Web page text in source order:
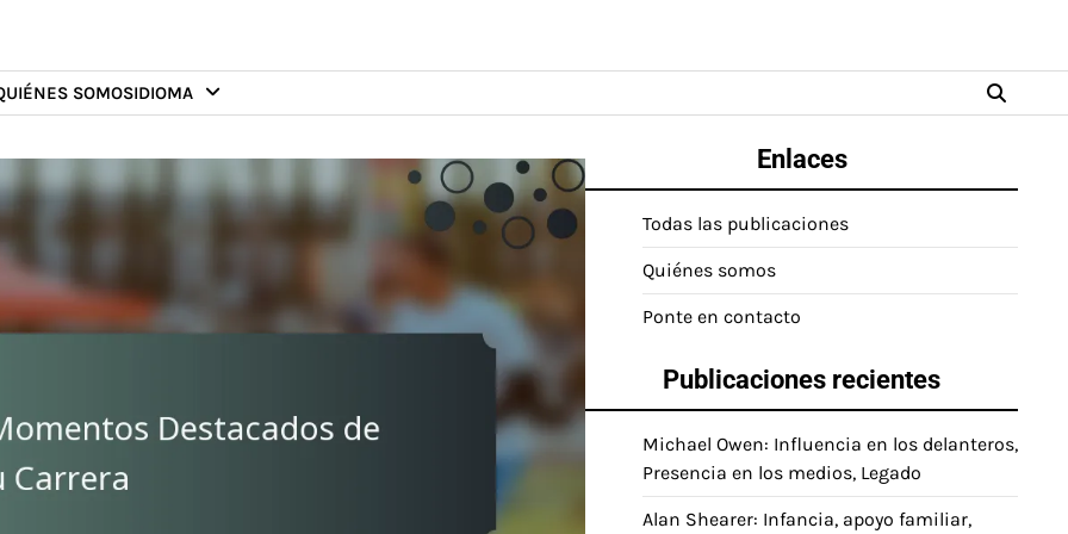
SOMOSIDIOMA
Enlaces
Todas las publicaciones
Quiénes somos
Ponte en contacto
Publicaciones recientes
Michael Owen: Influencia en los delanteros,
Presencia en los medios, Legado
Alan Shearer: Infancia, apoyo familiar,